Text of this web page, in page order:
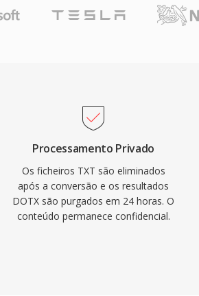
Processamento Privado
Os ficheiros TXT são eliminados
após a conversão e os resultados
DOTX são purgados em 24 horas. O
conteúdo permanece confidencial.